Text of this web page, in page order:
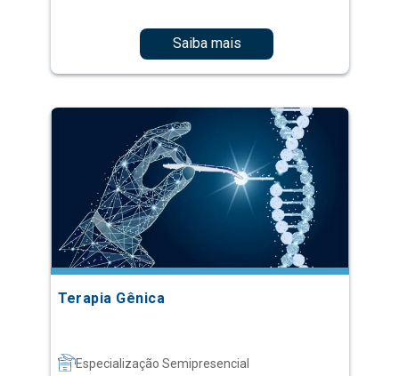
Saiba mais
Terapia Gênica
Especialização Semipresencial